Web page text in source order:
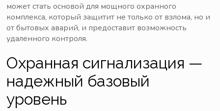
может стать основой для мощного охранного
комплекса, который защитит не только от взлома, но и
от бытовых аварий, и предоставит возможность
удаленного контроля.
Охранная сигнализация —
надежный базовый
уровень